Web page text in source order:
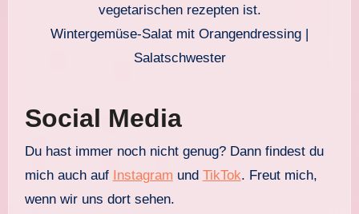
Wintergemüse-Salat mit Orangendressing |
Salatschwester
Social Media
Du hast immer noch nicht genug? Dann findest du
mich auch auf Instagram und TikTok. Freut mich,
wenn wir uns dort sehen.